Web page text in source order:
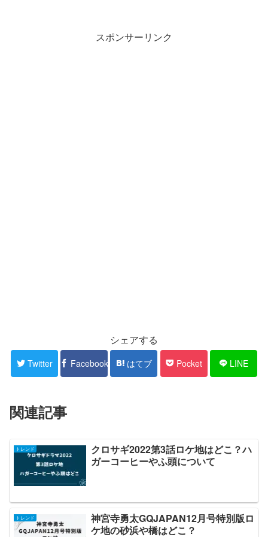
スポンサーリンク
シェアする
Twitter Facebook はてブ Pocket LINE
関連記事
トレンド
クロサギ2022第3話ロケ地はどこ？ハ
ガーコーヒーやふ頭について
トレンド
神宮寺勇太GQJAPAN12月号特別版ロ
ケ地の砂浜や橋はどこ？